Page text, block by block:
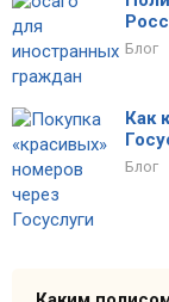
Блог
Как
Блог